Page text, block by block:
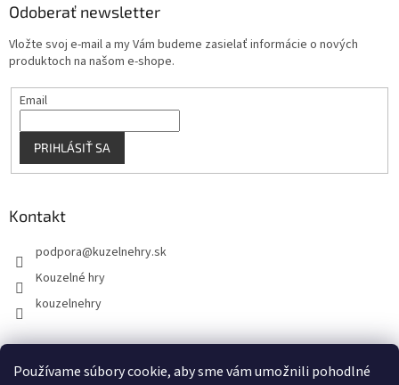
Používame súbory cookie, aby sme vám umožnili pohodlné
Odoberať newsletter
Vložte svoj e-mail a my Vám budeme zasielať informácie o nových
produktoch na našom e-shope.
Email
PRIHLÁSIŤ SA
Kontakt
podpora@kuzelnehry.sk
Kouzelné hry
kouzelnehry
KouzelneHry.cz Gamebrand.sk